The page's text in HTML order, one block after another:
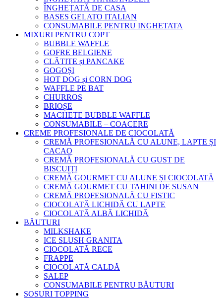
ÎNGHEȚATĂ DE CASA
BASES GELATO ITALIAN
CONSUMABILE PENTRU INGHETATA
MIXURI PENTRU COPT
BUBBLE WAFFLE
GOFRE BELGIENE
CLĂTITE și PANCAKE
GOGOȘI
HOT DOG și CORN DOG
WAFFLE PE BAT
CHURROS
BRIOȘE
MACHETE BUBBLE WAFFLE
CONSUMABILE – COACERE
CREME PROFESIONALE DE CIOCOLATĂ
CREMĂ PROFESIONALĂ CU ALUNE, LAPTE ȘI
CACAO
CREMĂ PROFESIONALĂ CU GUST DE
BISCUIȚI
CREMĂ GOURMET CU ALUNE ȘI CIOCOLATĂ
CREMĂ GOURMET CU TAHINI DE SUSAN
CREMĂ PROFESIONALĂ CU FISTIC
CIOCOLATĂ LICHIDĂ CU LAPTE
CIOCOLATĂ ALBĂ LICHIDĂ
BĂUTURI
MILKSHAKE
ICE SLUSH GRANITA
CIOCOLATĂ RECE
FRAPPE
CIOCOLATĂ CALDĂ
SALEP
CONSUMABILE PENTRU BĂUTURI
SOSURI TOPPING